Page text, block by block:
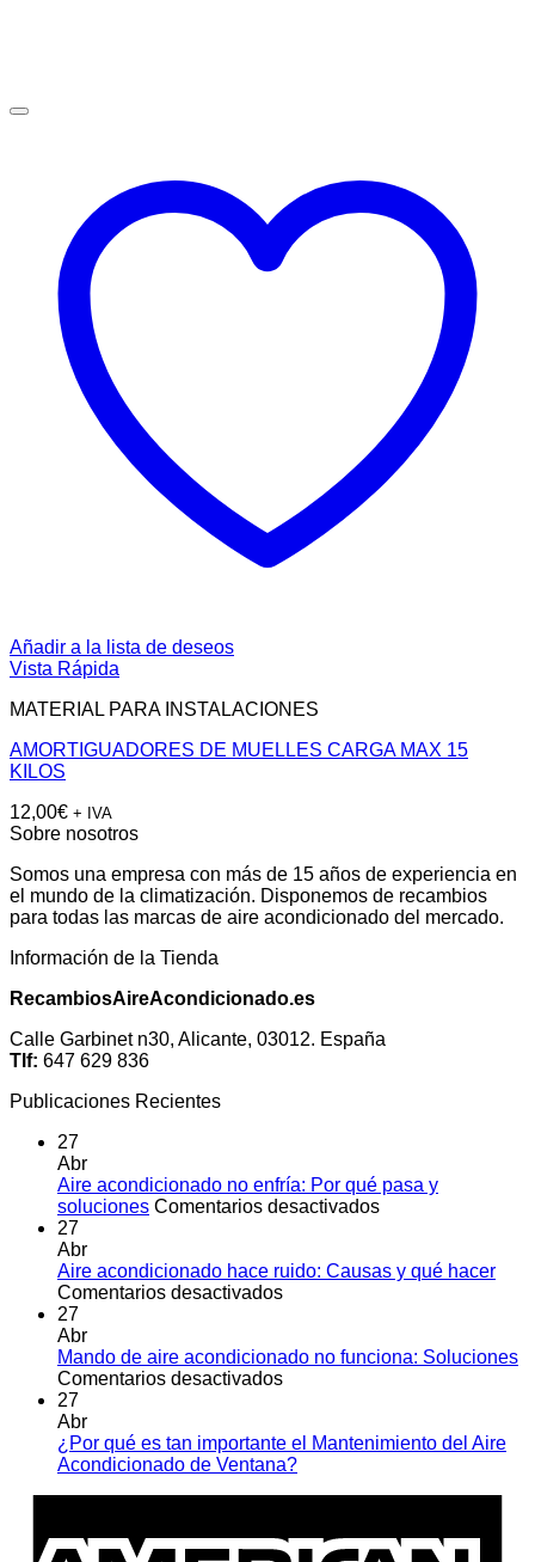
Añadir a la lista de deseos
Vista Rápida
MATERIAL PARA INSTALACIONES
AMORTIGUADORES DE MUELLES CARGA MAX 15
KILOS
12,00€ + IVA
Sobre nosotros
Somos una empresa con más de 15 años de experiencia en
el mundo de la climatización. Disponemos de recambios
para todas las marcas de aire acondicionado del mercado.
Información de la Tienda
RecambiosAireAcondicionado.es
Calle Garbinet n30, Alicante, 03012. España
Tlf: 647 629 836
Publicaciones Recientes
27
Abr
Aire acondicionado no enfría: Por qué pasa y
soluciones Comentarios desactivadosen
no
pasa
27
Abr
Aire acondicionado hace ruido: Causas y qué hacer
Comentarios desactivadosen
hace
ruido:
qué
hacer
27
Abr
Mando de aire acondicionado no funciona: Soluciones
Comentarios desactivadosen
aire
acondicionado
27
Abr
¿Por qué es tan importante el Mantenimiento del Aire
Acondicionado de Ventana?No
¿Por